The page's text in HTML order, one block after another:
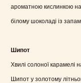
ароматною кислинкою
білому шоколаді із
Шипот
Хвилі солоної карамелі
Шипот у золотому